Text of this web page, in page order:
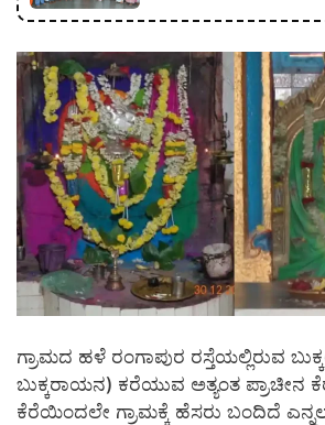
ಗ್ರಾಮದ ಹಳೆ ರಂಗಾಪುರ ರಸ್ತೆಯಲ್ಲಿರುವ
ಬುಕ್ಕರಾಯನ) ಕರೆಯುವ ಅತ್ಯಂತ ಪ್ರಾಚೀನ
ಕೆರೆಯಿಂದಲೇ ಗ್ರಾಮಕ್ಕೆ ಹೆಸರು ಬಂದಿದೆ